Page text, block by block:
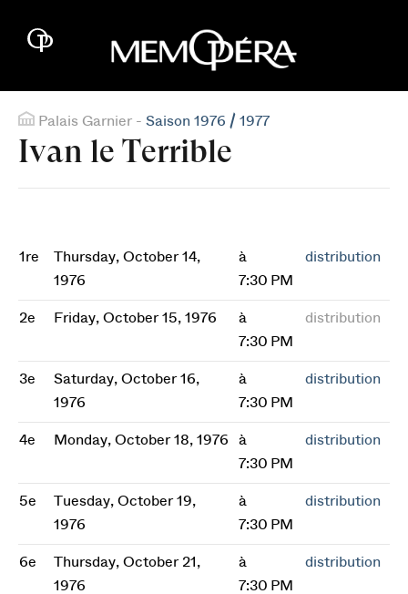
Palais Garnier - Saison 1976 / 1977
Ivan le Terrible
1re
Thursday, October 14,
1976
à
7:30 PM
distribution
2e Friday, October 15, 1976
à
7:30 PM
distribution
3e
Saturday, October 16,
1976
à
7:30 PM
distribution
4e Monday, October 18, 1976
à
7:30 PM
distribution
5e
Tuesday, October 19,
1976
à
7:30 PM
distribution
6e
Thursday, October 21,
1976
à
7:30 PM
distribution